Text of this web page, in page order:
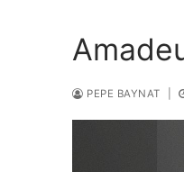
PEPE BAYNAT